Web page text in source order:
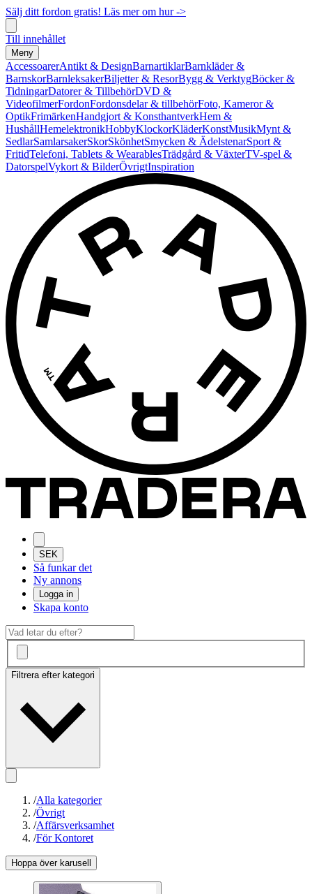
Sälj ditt fordon gratis! Läs mer om hur ->
Till innehållet
Meny
AccessoarerAntikt & DesignBarnartiklarBarnkläder &
BarnskorBarnleksakerBiljetter & ResorBygg & VerktygBöcker &
TidningarDatorer & TillbehörDVD &
VideofilmerFordonFordonsdelar & tillbehörFoto, Kameror &
OptikFrimärkenHandgjort & KonsthantverkHem &
HushållHemelektronikHobbyKlockorKläderKonstMusikMynt &
SedlarSamlarsakerSkorSkönhetSmycken & ÄdelstenarSport &
FritidTelefoni, Tablets & WearablesTrädgård & VäxterTV-spel &
DatorspelVykort & BilderÖvrigtInspiration
SEK
Så funkar det
Ny annons
Logga in
Skapa konto
Filtrera efter kategori
/Alla kategorier
/Övrigt
/Affärsverksamhet
/För Kontoret
Hoppa över karusell